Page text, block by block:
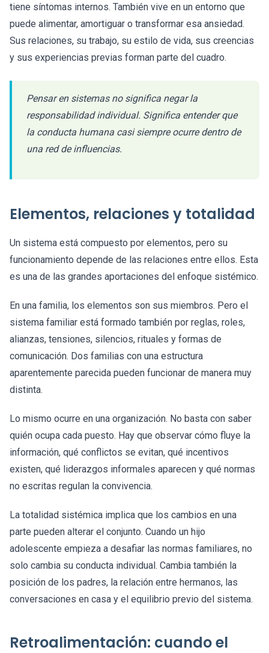
tiene síntomas internos. También vive en un entorno que
puede alimentar, amortiguar o transformar esa ansiedad.
Sus relaciones, su trabajo, su estilo de vida, sus creencias
y sus experiencias previas forman parte del cuadro.
Pensar en sistemas no significa negar la
responsabilidad individual. Significa entender que
la conducta humana casi siempre ocurre dentro de
una red de influencias.
Elementos, relaciones y totalidad
Un sistema está compuesto por elementos, pero su
funcionamiento depende de las relaciones entre ellos. Esta
es una de las grandes aportaciones del enfoque sistémico.
En una familia, los elementos son sus miembros. Pero el
sistema familiar está formado también por reglas, roles,
alianzas, tensiones, silencios, rituales y formas de
comunicación. Dos familias con una estructura
aparentemente parecida pueden funcionar de manera muy
distinta.
Lo mismo ocurre en una organización. No basta con saber
quién ocupa cada puesto. Hay que observar cómo fluye la
información, qué conflictos se evitan, qué incentivos
existen, qué liderazgos informales aparecen y qué normas
no escritas regulan la convivencia.
La totalidad sistémica implica que los cambios en una
parte pueden alterar el conjunto. Cuando un hijo
adolescente empieza a desafiar las normas familiares, no
solo cambia su conducta individual. Cambia también la
posición de los padres, la relación entre hermanos, las
conversaciones en casa y el equilibrio previo del sistema.
Retroalimentación: cuando el